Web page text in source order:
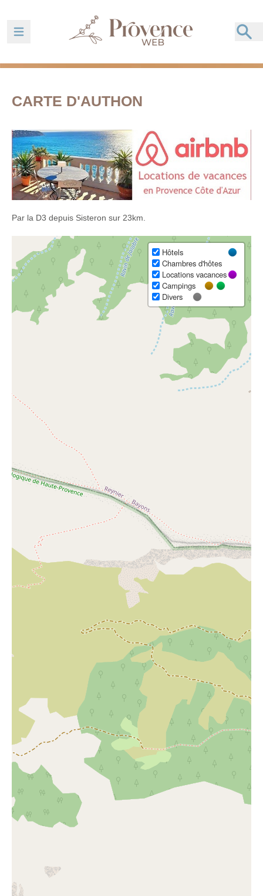
Ouvrir la barre de navigation
CARTE D'AUTHON
Par la D3 depuis Sisteron sur 23km.
Hôtels
Chambres d'hôtes
Locations vacances
Campings
Divers